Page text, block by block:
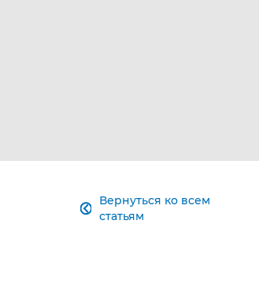
Вернуться ко всем
статьям
